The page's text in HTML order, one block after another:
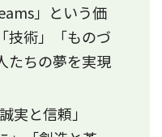
」という価
技術」「ものづ
たちの夢を実現
実と信頼」